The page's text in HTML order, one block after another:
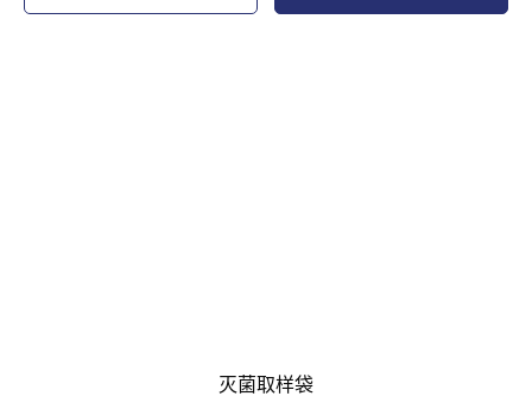
灭菌取样袋